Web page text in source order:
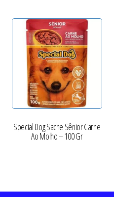
Special Dog Sache Sênior Carne
Ao Molho – 100 Gr